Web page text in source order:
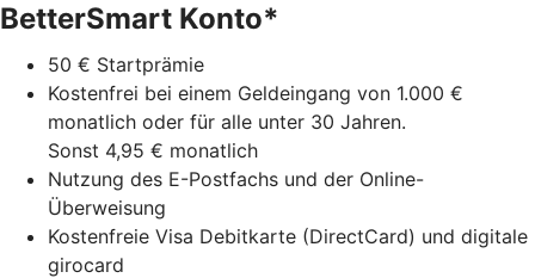
BetterSmart Konto*
50 € Startprämie
Kostenfrei bei einem Geldeingang von 1.000 €
monatlich oder für alle unter 30 Jahren.
Sonst 4,95 € monatlich
Nutzung des E-Postfachs und der Online-
Überweisung
Kostenfreie Visa Debitkarte (DirectCard) und digitale
girocard